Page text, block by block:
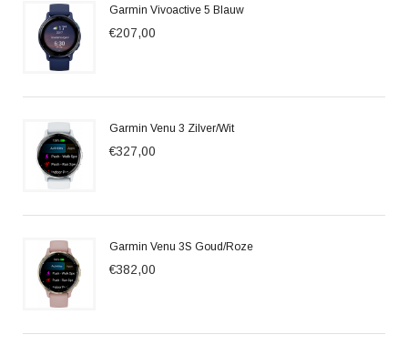
Garmin Vivoactive 5 Blauw
€207,00
Garmin Venu 3 Zilver/Wit
€327,00
Garmin Venu 3S Goud/Roze
€382,00